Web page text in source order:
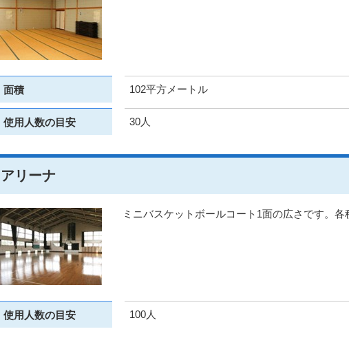
面積 102平方メートル
使用人数の目安 30人
アリーナ
ミニバスケットボールコート1面の広さです。各
使用人数の目安 100人